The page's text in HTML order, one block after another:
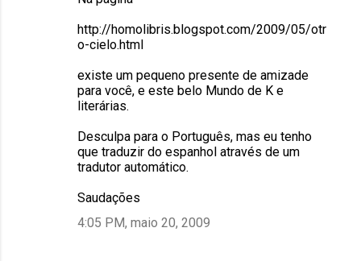
http://homolibris.blogspot.com/2009/05/otr
o-cielo.html
existe um pequeno presente de amizade
para você, e este belo Mundo de K e
literárias.
Desculpa para o Português, mas eu tenho
que traduzir do espanhol através de um
tradutor automático.
Saudações
4:05 PM, maio 20, 2009